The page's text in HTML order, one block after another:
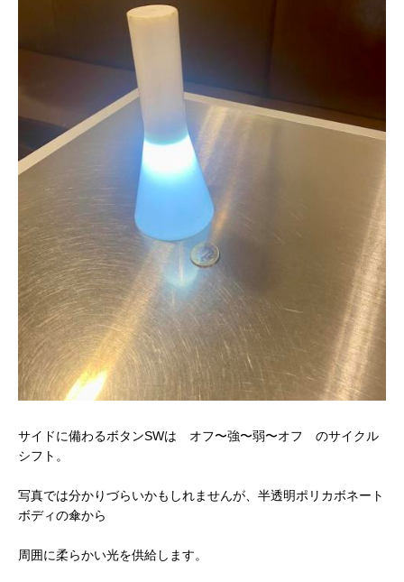
サイドに備わるボタンSWは オフ〜強〜弱〜オフ のサイクル
シフト。
写真では分かりづらいかもしれませんが、半透明ポリカボネート
ボディの傘から
周囲に柔らかい光を供給します。